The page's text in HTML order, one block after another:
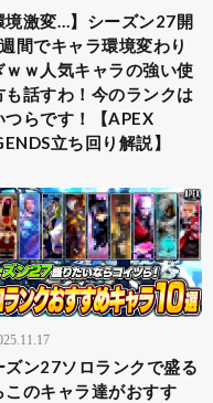
境激変…】シーズン27開
間でキャラ環境変わり
ｗｗ人気キャラの強い使
も話すわ！今のランクは
つらです！【APEX
立ち回り解説】
ズン27ソロランクで盛る
このキャラ達がおすす